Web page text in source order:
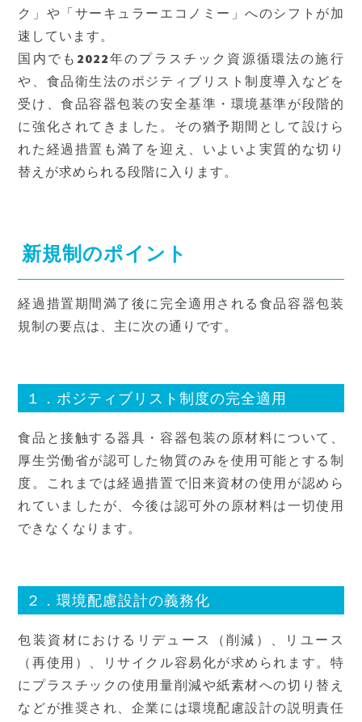
ク」や「サーキュラーエコノミー」へのシフトが加
速しています。
国内でも2022年のプラスチック資源循環法の施行
や、食品衛生法のポジティブリスト制度導入などを
受け、食品容器包装の安全基準・環境基準が段階的
に強化されてきました。その猶予期間として設けら
れた経過措置も満了を迎え、いよいよ実質的な切り
替えが求められる段階に入ります。
新規制のポイント
経過措置期間満了後に完全適用される食品容器包装
規制の要点は、主に次の通りです。
１．ポジティブリスト制度の完全適用
食品と接触する器具・容器包装の原材料について、
厚生労働省が認可した物質のみを使用可能とする制
度。これまでは経過措置で旧来資材の使用が認めら
れていましたが、今後は認可外の原材料は一切使用
できなくなります。
２．環境配慮設計の義務化
包装資材におけるリデュース（削減）、リユース
（再使用）、リサイクル容易化が求められます。特
にプラスチックの使用量削減や紙素材への切り替え
などが推奨され、企業には環境配慮設計の説明責任